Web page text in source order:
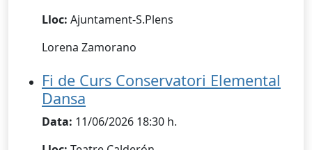
Lloc: Ajuntament-S.Plens
Lorena Zamorano
Fi de Curs Conservatori Elemental
Dansa
Data: 11/06/2026 18:30 h.